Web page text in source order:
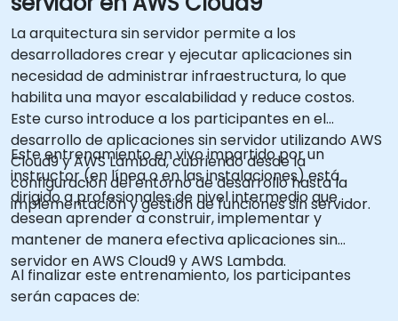
La arquitectura sin servidor permite a los
desarrolladores crear y ejecutar aplicaciones sin
necesidad de administrar infraestructura, lo que
habilita una mayor escalabilidad y reduce costos.
Este curso introduce a los participantes en el
desarrollo de aplicaciones sin servidor utilizando AWS
Cloud9 y AWS Lambda, cubriendo desde la
configuración del entorno de desarrollo hasta la
implementación y gestión de funciones sin servidor.
Este entrenamiento en vivo impartido por un
instructor (en línea o en las instalaciones) está
dirigido a profesionales de nivel intermedio que
desean aprender a construir, implementar y
mantener de manera efectiva aplicaciones sin
servidor en AWS Cloud9 y AWS Lambda.
Al finalizar este entrenamiento, los participantes
serán capaces de: